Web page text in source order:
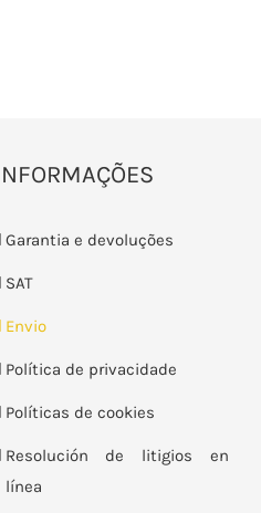
Garantia e devoluções
SAT
Envio
Política de privacidade
Políticas de cookies
Resolución de litigios en
línea